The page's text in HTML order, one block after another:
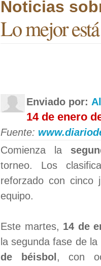
Noticias
Lo mejor
Enviado por:
14 de enero
Fuente:
Comienza la
torneo. Los
reforzado con cinco
equipo.
Este martes, 14 de
la segunda fase de la
de béisbol , con